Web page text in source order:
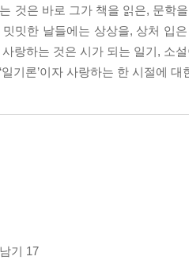
것은 바로 그가 책을 읽은, 문학
밋밋한 날들에는 상상을, 상처 입
랑하는 것은 시가 되는 일기, 소
일기론’이자 사랑하는 한 시절에 대
기 17